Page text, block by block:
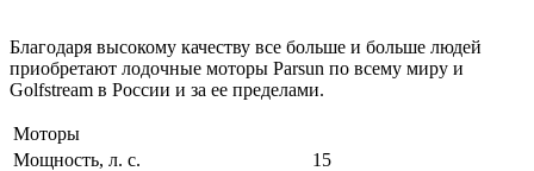
Благодаря высокому качеству все больше и больше людей
приобретают лодочные моторы Parsun по всему миру и
Golfstream в России и за ее пределами.
Моторы
Мощность, л. с.
15